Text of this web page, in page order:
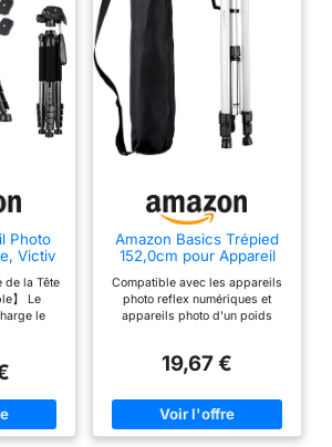
Photo
Victiv
de la Tête
】 Le
le
180 °
dans le
de vue
rotative à
Amazon Basics Trépied
152,0cm pour Appareil
Léger, avec Sac, Hauteur
Réglable, Noir
Compatible avec les appareils
photo reflex numériques et
appareils photo d'un poids
bulle. Plateau rapide Leviers
Hauteur de 152 cm Remarque :
ce n'est pas la bonne méthode
si vous fixez la plaque à
19,67 €